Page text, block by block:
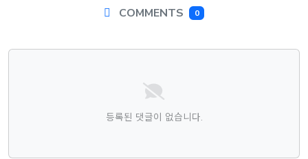
COMMENTS 0
댓글목록
등록된 댓글이 없습니다.